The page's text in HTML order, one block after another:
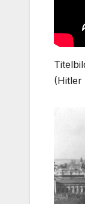
(Hitler